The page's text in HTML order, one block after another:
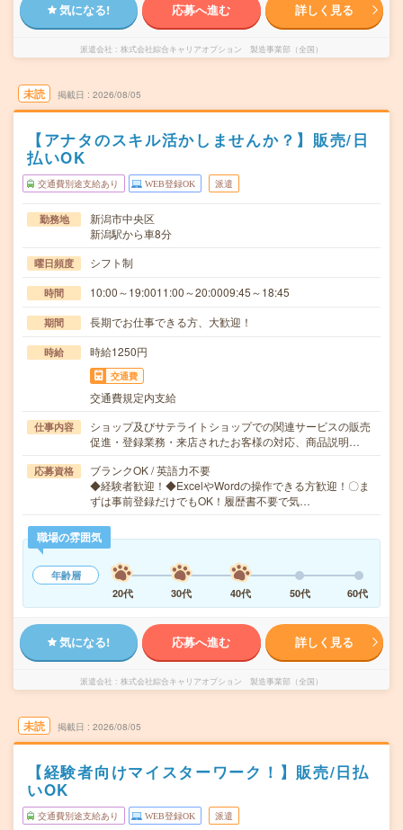
気になる! 応募へ進む 詳しく見る
派遣会社 株式会社綜合キャリアオプション 製造事業部（全国）
未読 掲載日 2026/08/05
【アナタのスキル活かしませんか？】販売/日
払いOK
交通費別途支給あり WEB登録OK 派遣
勤務地
新潟市中央区
新潟駅から車8分
曜日頻度 シフト制
時間 10:00～19:0011:00～20:0009:45～18:45
期間 長期でお仕事できる方、大歓迎！
時給 時給1250円
交通費
交通費規定内支給
仕事内容
ショップ及びサテライトショップでの関連サービスの販売
促進・登録業務・来店されたお客様の対応、商品説明…
応募資格
ブランクOK / 英語力不要
◆経験者歓迎！◆ExcelやWordの操作できる方歓迎！〇ま
ずは事前登録だけでもOK！履歴書不要で気…
職場の雰囲気
年齢層
20代
30代 40代 50代 60代
気になる! 応募へ進む 詳しく見る
派遣会社 株式会社綜合キャリアオプション 製造事業部（全国）
未読 掲載日 2026/08/05
【経験者向けマイスターワーク！】販売/日払
いOK
交通費別途支給あり WEB登録OK 派遣